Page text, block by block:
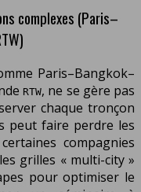
complexes (Paris–
Paris–Bangkok–
RTW, ne se gère pas
chaque tronçon
peut faire perdre les
compagnies
grilles « multi-city »
pour optimiser le